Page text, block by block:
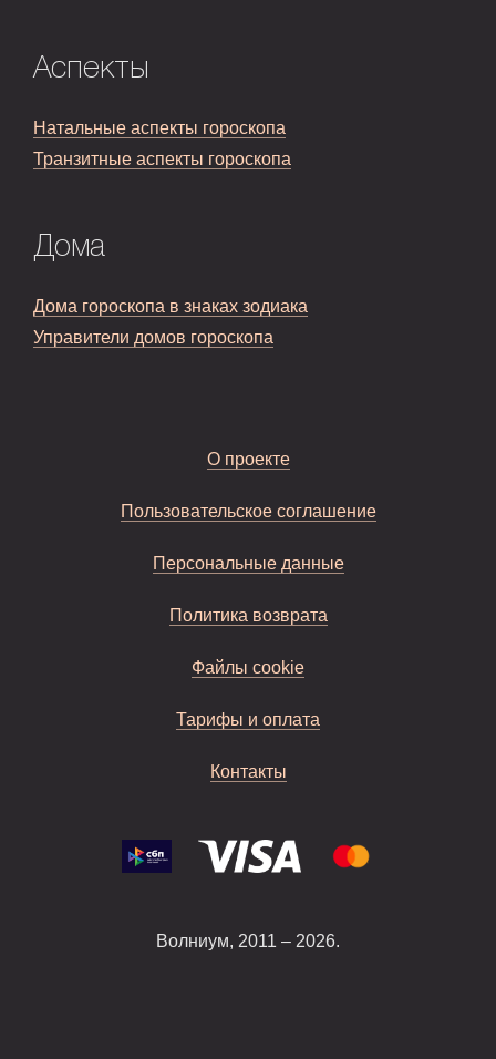
Аспекты
Натальные аспекты гороскопа
Транзитные аспекты гороскопа
Дома
Дома гороскопа в знаках зодиака
Управители домов гороскопа
О проекте
Пользовательское соглашение
Персональные данные
Политика возврата
Файлы cookie
Тарифы и оплата
Контакты
Волниум, 2011 – 2026.